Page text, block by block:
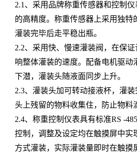
2.1、采用品牌称重传感器和控制
的高精度。称重传感器上采用独特
灌装完毕后走平稳出瓶。
2.2、采用快、慢速灌装阀，在保
响整体灌装的速度。配备电机驱动
下潜，灌装头随液面同步上升。
2.3、灌装头加可转动接液杯，灌
头上残留的物料收集住，防止物料
2.4、称重控制仪表具有标准RS -
控制，调整及设定均在触摸屏中实
方式灌装，实际灌装量即时在触摸